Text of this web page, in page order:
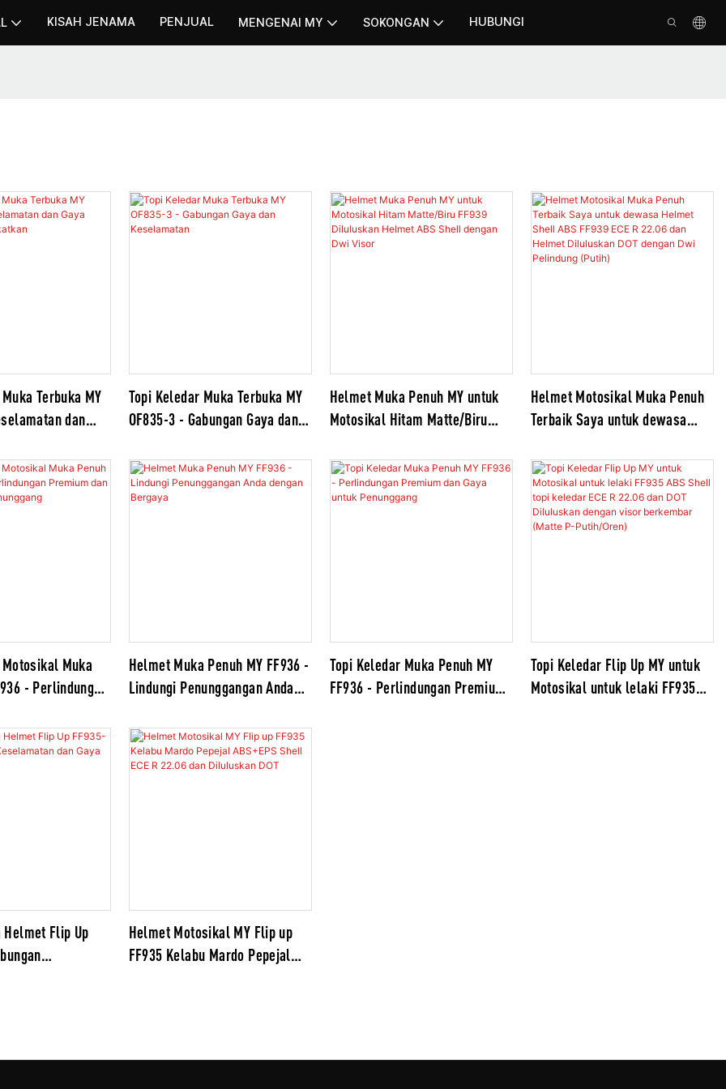
KISAH JENAMA PENJUAL MENGENAI MY SOKONGAN HUBUNGI
Terbuka MY
dan
Topi Keledar Muka Terbuka MY
OF835-3 - Gabungan Gaya dan
Helmet Muka Penuh MY untuk
Motosikal Hitam Matte/Biru
Shell dengan Dwi Visor
Helmet Motosikal Muka Penuh
Terbaik Saya untuk dewasa
22.06 dan Helmet Diluluskan
DOT dengan Dwi Pelindung
(Putih)
Muka
- Perlindungan
Helmet Muka Penuh MY FF936 -
Lindungi Penunggangan Anda
Topi Keledar Muka Penuh MY
FF936 - Perlindungan Premium
Topi Keledar Flip Up MY untuk
Motosikal untuk lelaki FF935
Flip Up
Helmet Motosikal MY Flip up
FF935 Kelabu Mardo Pepejal